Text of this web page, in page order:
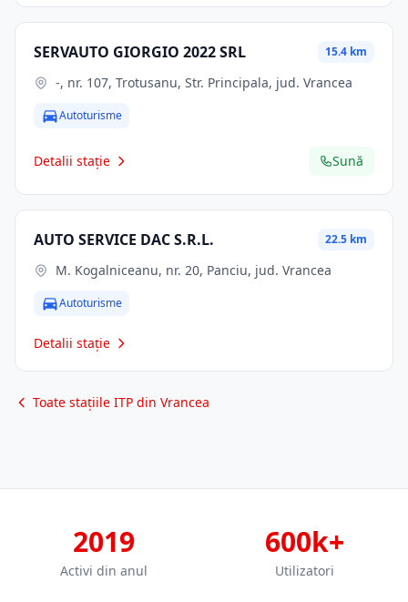
SERVAUTO GIORGIO 2022 SRL 15.4 km
-, nr. 107, Trotusanu, Str. Principala, jud. Vrancea
Autoturisme
Detalii stație Sună
AUTO SERVICE DAC S.R.L. 22.5 km
M. Kogalniceanu, nr. 20, Panciu, jud. Vrancea
Autoturisme
Detalii stație
Toate stațiile ITP din Vrancea
2019
Activi din anul
600k+
Utilizatori